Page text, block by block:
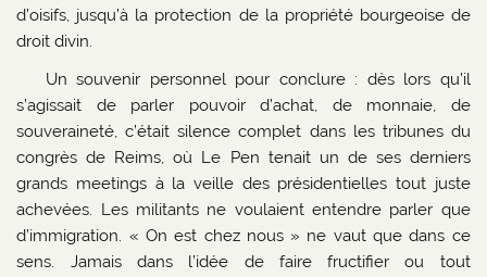
d’oisifs, jusqu’à la protection de la propriété bourgeoise de
droit divin.
Un souvenir personnel pour conclure : dès lors qu’il
s’agissait de parler pouvoir d’achat, de monnaie, de
souveraineté, c’était silence complet dans les tribunes du
congrès de Reims, où Le Pen tenait un de ses derniers
grands meetings à la veille des présidentielles tout juste
achevées. Les militants ne voulaient entendre parler que
d’immigration. « On est chez nous » ne vaut que dans ce
sens. Jamais dans l’idée de faire fructifier ou tout